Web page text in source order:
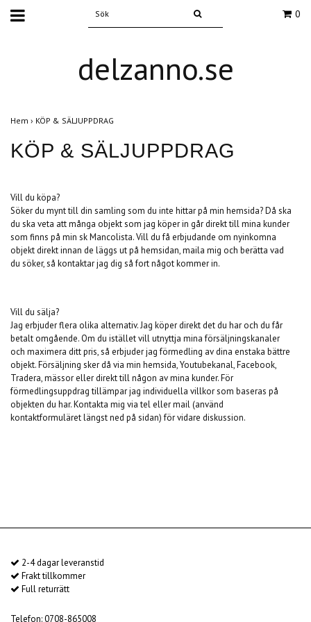
0
delzanno.se
Hem › KÖP & SÄLJUPPDRAG
KÖP & SÄLJUPPDRAG
Vill du köpa?
Söker du mynt till din samling som du inte hittar på min hemsida? Då ska
du ska veta att många objekt som jag köper in går direkt till mina kunder
som finns på min sk Mancolista. Vill du få erbjudande om nyinkomna
objekt direkt innan de läggs ut på hemsidan, maila mig och berätta vad
du söker, så kontaktar jag dig så fort något kommer in.
Vill du sälja?
Jag erbjuder flera olika alternativ. Jag köper direkt det du har och du får
betalt omgående. Om du istället vill utnyttja mina försäljningskanaler
och maximera ditt pris, så erbjuder jag förmedling av dina enstaka bättre
objekt. Försäljning sker då via min hemsida, Youtubekanal, Facebook,
Tradera, mässor eller direkt till någon av mina kunder. För
förmedlingsuppdrag tillämpar jag individuella villkor som baseras på
objekten du har. Kontakta mig via tel eller mail (använd
kontaktformuläret längst ned på sidan) för vidare diskussion.
2-4 dagar leveranstid
Frakt tillkommer
Full returrätt
Telefon: 0708-865008